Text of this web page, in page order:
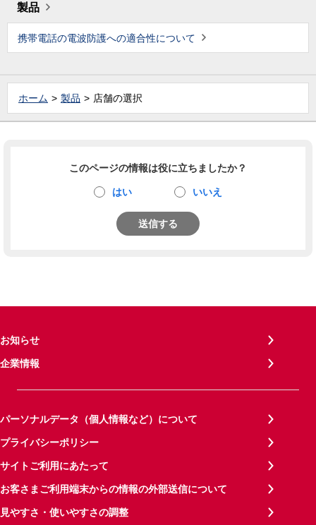
製品
携帯電話の電波防護への適合性について
ホーム 製品 店舗の選択
このページの情報は役に立ちましたか？
はい いいえ
送信する
お知らせ
企業情報
パーソナルデータ（個人情報など）について
プライバシーポリシー
サイトご利用にあたって
お客さまご利用端末からの情報の外部送信について
見やすさ・使いやすさの調整